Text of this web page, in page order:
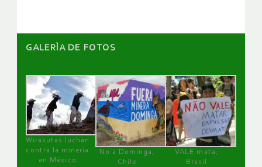
GALERÌA DE FOTOS
Wirakutas luchan
contra la minería
en México
No a Dominga,
Chile
VALE mata,
Brasil